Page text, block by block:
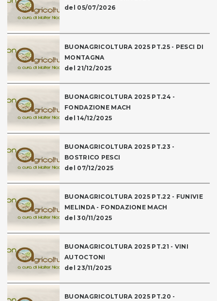
del 05/07/2026
BUONAGRICOLTURA 2025 PT.25 - PESCI DI
MONTAGNA
del 21/12/2025
BUONAGRICOLTURA 2025 PT.24 -
FONDAZIONE MACH
del 14/12/2025
BUONAGRICOLTURA 2025 PT.23 -
BOSTRICO PESCI
del 07/12/2025
BUONAGRICOLTURA 2025 PT.22 - FUNIVIE
MELINDA - FONDAZIONE MACH
del 30/11/2025
BUONAGRICOLTURA 2025 PT.21 - VINI
AUTOCTONI
del 23/11/2025
BUONAGRICOLTURA 2025 PT.20 -